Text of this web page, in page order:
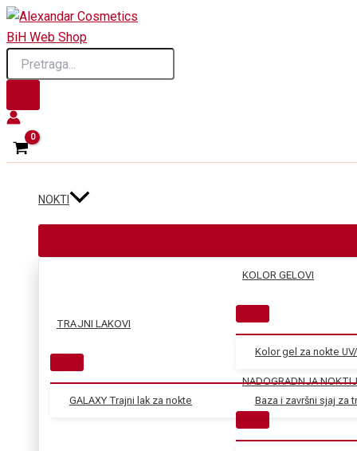
Skip
to
content
Products
search
NOKTI
TRAJNI LAKOVI
GALAXY Trajni lak za nokte Baza i završni sjaj za
KOLOR GELOVI
Kolor gel za nokte
NADOGRADNJA